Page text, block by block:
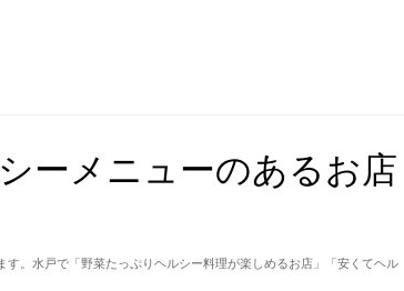
ーメニューのあるお店
。水戸で「野菜たっぷりヘルシー料理が楽しめるお店」「安くてヘル